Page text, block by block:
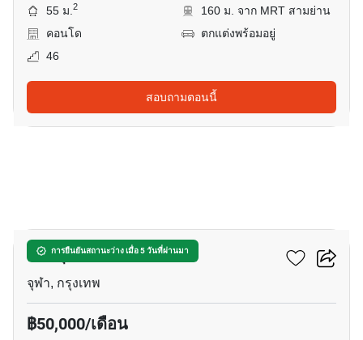
55 ม.2
160 ม. จาก MRT สามย่าน
คอนโด
ตกแต่งพร้อมอยู่
46
สอบถามตอนนี้
การยืนยันสถานะว่าง เมื่อ 5 วันที่ผ่านมา
จามจุรี เรสซิเดนซ์
จุฬา, กรุงเทพ
฿50,000/เดือน